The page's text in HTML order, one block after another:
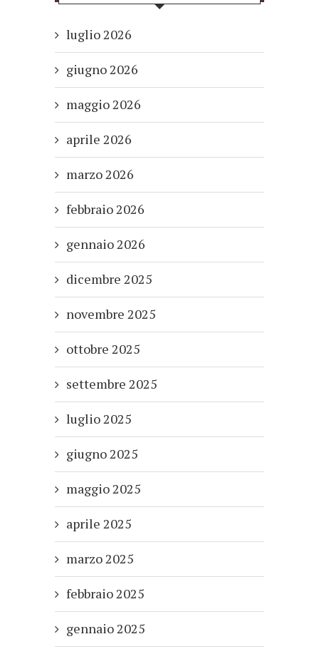
luglio 2026
giugno 2026
maggio 2026
aprile 2026
marzo 2026
febbraio 2026
gennaio 2026
dicembre 2025
novembre 2025
ottobre 2025
settembre 2025
luglio 2025
giugno 2025
maggio 2025
aprile 2025
marzo 2025
febbraio 2025
gennaio 2025